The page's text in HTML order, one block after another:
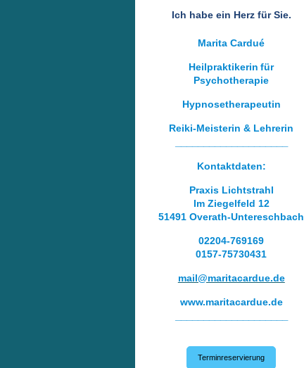
Ich habe ein Herz für Sie.
Marita Cardué
Heilpraktikerin für
Psychotherapie
Hypnosetherapeutin
Reiki-Meisterin & Lehrerin
Kontaktdaten:
Praxis Lichtstrahl
Im Ziegelfeld 12
51491 Overath-Untereschbach
02204-769169
0157-75730431
mail@maritacardue.de
www.maritacardue.de
Terminreservierung